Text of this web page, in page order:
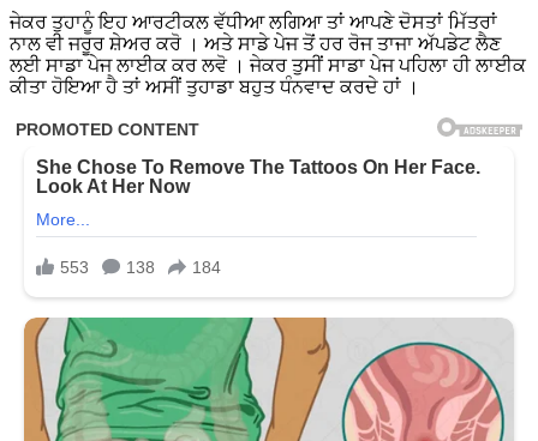
ਜੇਕਰ ਤੁਹਾਨੂੰ ਇਹ ਆਰਟੀਕਲ ਵੱਧੀਆ ਲਗਿਆ ਤਾਂ ਆਪਣੇ ਦੋਸਤਾਂ ਮਿੱਤਰਾਂ
ਨਾਲ ਵੀ ਜਰੂਰ ਸ਼ੇਅਰ ਕਰੋ । ਅਤੇ ਸਾਡੇ ਪੇਜ ਤੋਂ ਹਰ ਰੋਜ ਤਾਜਾ ਅੱਪਡੇਟ ਲੈਣ
ਲਈ ਸਾਡਾ ਪੇਜ ਲਾਈਕ ਕਰ ਲਵੋ । ਜੇਕਰ ਤੁਸੀਂ ਸਾਡਾ ਪੇਜ ਪਹਿਲਾ ਹੀ ਲਾਈਕ
ਕੀਤਾ ਹੋਇਆ ਹੈ ਤਾਂ ਅਸੀਂ ਤੁਹਾਡਾ ਬਹੁਤ ਧੰਨਵਾਦ ਕਰਦੇ ਹਾਂ ।